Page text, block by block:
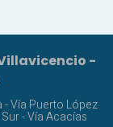
-
- Vía Puerto López
- Vía Acacías